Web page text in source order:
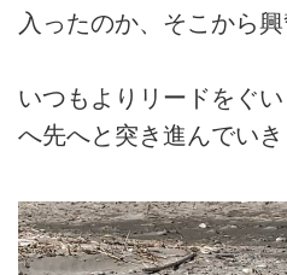
入ったのか、そこから興
いつもよりリードをぐ
へ先へと突き進んでいき